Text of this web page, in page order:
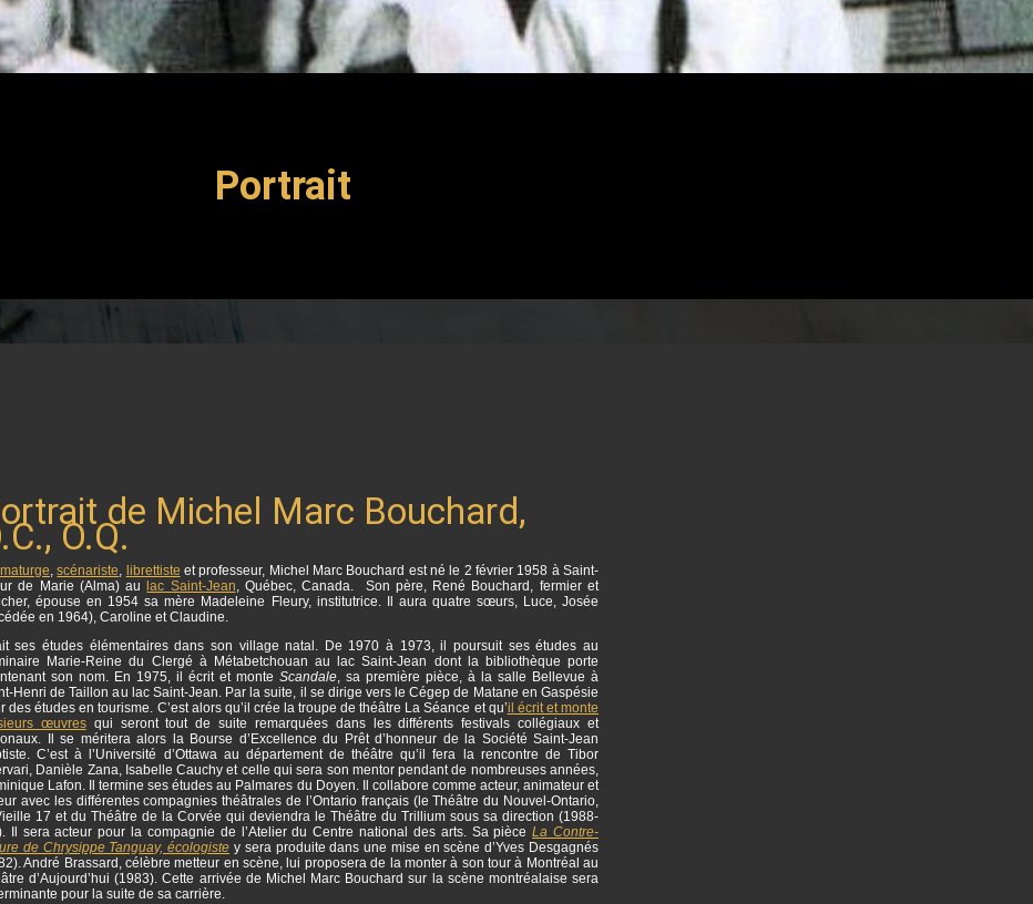
Portrait
de Michel Marc Bouchard,
O.Q.
,scénariste librettiste et professeur, Michel Marc Bouchard est né le 2 février 1958 à Saint-
de Marie (Alma) aulac Saint-Jean , Québec, Canada. Son père, René Bouchard, fermier et
épouse en 1954 sa mère Madeleine Fleury, institutrice. Il aura quatre sœurs, Luce, Josée
en 1964), Caroline et Claudine.
ses études élémentaires dans son village natal. De 1970 à 1973, il poursuit ses études au
Marie-Reine du Clergé à Métabetchouan au lac Saint-Jean dont la bibliothèque porte
son nom. En 1975, il écrit et monte Scandale , sa première pièce, à la salle Bellevue à
Henri de Taillon au lac Saint-Jean. Par la suite, il se dirige vers le Cégep de Matane en Gaspésie
des études en tourisme. C’est alors qu’il crée la troupe de théâtre La Séance et qu’il écrit et monte
œuvresqui seront tout de suite remarquées dans les différents festivals collégiaux et
Il se méritera alors la Bourse d’Excellence du Prêt d’honneur de la Société Saint-Jean
C’est à l’Université d’Ottawa au département de théâtre qu’il fera la rencontre de Tibor
Danièle Zana, Isabelle Cauchy et celle qui sera son mentor pendant de nombreuses années,
Lafon. Il termine ses études au Palmares du Doyen. Il collabore comme acteur, animateur et
avec les différentes compagnies théâtrales de l’Ontario français (le Théâtre du Nouvel-Ontario,
17 et du Théâtre de la Corvée qui deviendra le Théâtre du Trillium sous sa direction (1988-
Il sera acteur pour la compagnie de l’Atelier du Centre national des arts. Sa pièceLa Contre-
de Chrysippe Tanguay, écologiste y sera produite dans une mise en scène d’Yves Desgagnés
André Brassard, célèbre metteur en scène, lui proposera de la monter à son tour à Montréal au
d’Aujourd’hui (1983). Cette arrivée de Michel Marc Bouchard sur la scène montréalaise sera
pour la suite de sa carrière.